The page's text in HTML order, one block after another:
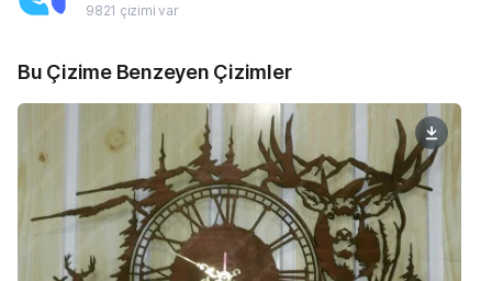
9821 çizimi var
Bu Çizime Benzeyen Çizimler